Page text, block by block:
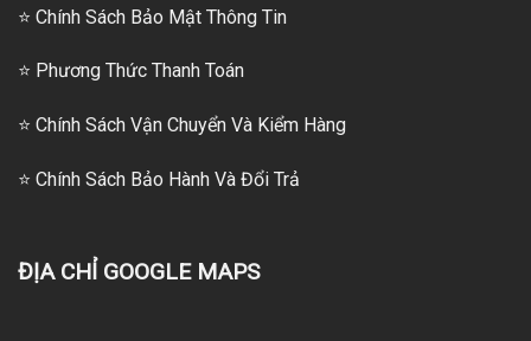
⭐ Chính Sách Bảo Mật Thông Tin
⭐ Phương Thức Thanh Toán
⭐ Chính Sách Vận Chuyển Và Kiểm Hàng
⭐ Chính Sách Bảo Hành Và Đổi Trả
ĐỊA CHỈ GOOGLE MAPS